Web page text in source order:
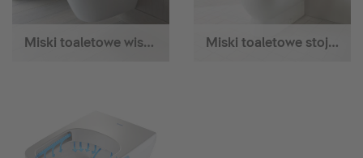
Miski toaletowe wiszące Miski toaletowe stojące